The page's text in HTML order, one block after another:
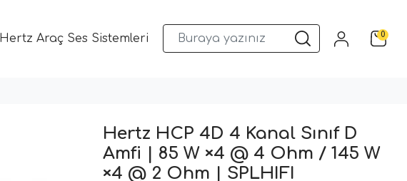
Hertz Araç Ses Sistemleri Musway DSP ve Araç Ses Sistemleri 0
Hertz HCP 4D 4 Kanal Sınıf D
Amfi | 85 W ×4 @ 4 Ohm / 145 W
×4 @ 2 Ohm | SPLHIFI